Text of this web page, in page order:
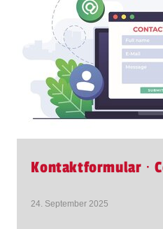
Kontaktformular ∙
24. September 2025